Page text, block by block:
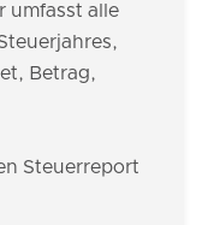
umfasst alle
Betrag,
Steuerreport